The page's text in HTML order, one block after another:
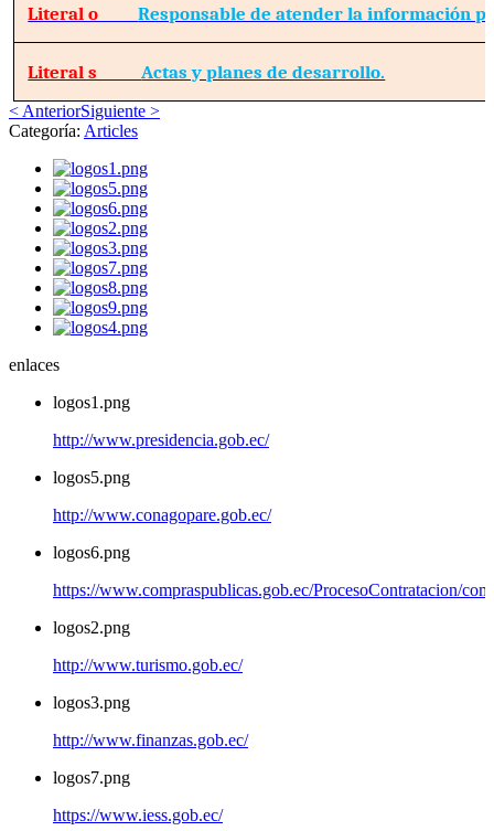
Literal oResponsable de atender la información
Literal s Actas y planes de desarrollo.
< AnteriorSiguiente >
Categoría: Articles
enlaces
logos1.png
http://www.presidencia.gob.ec/
logos5.png
http://www.conagopare.gob.ec/
logos6.png
https://www.compraspublicas.gob.ec/ProcesoContratacion/
logos2.png
http://www.turismo.gob.ec/
logos3.png
http://www.finanzas.gob.ec/
logos7.png
https://www.iess.gob.ec/